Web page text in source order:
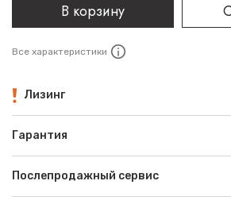
В корзину
Все характеристики
Лизинг
Гарантия
Послепродажный сервис